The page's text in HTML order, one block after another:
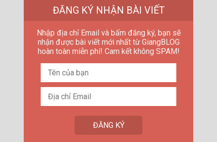
ĐĂNG KÝ NHẬN BÀI VIẾT
Nhập địa chỉ Email và bấm đăng ký, bạn sẽ
nhận được bài viết mới nhất từ GiangBLOG
hoàn toàn miễn phí! Cam kết không SPAM!